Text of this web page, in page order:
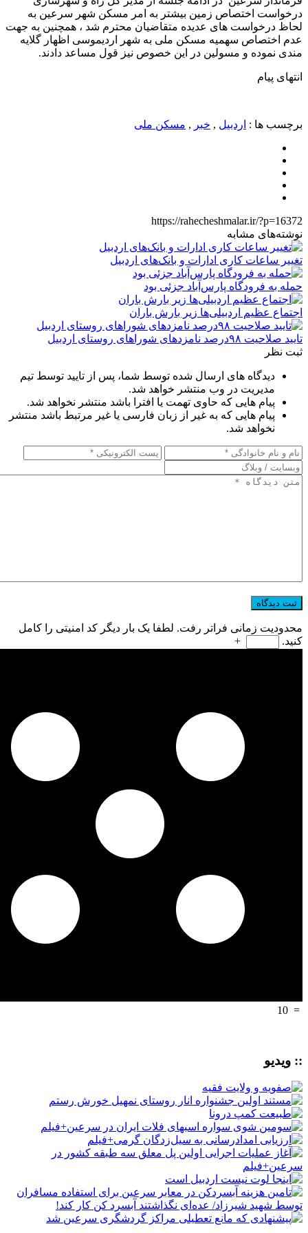
درخواست اختصاص زمین بیشتر به امر مسکن شهر سرعین به
لحاظ درخواست های عدیده متقاضیان محترم شد ، همچنین به جهت
عدم اختصاص سهمیه مسکن‌ ملی به شهر اردیموسی اظهار گلایه
مندی نموده و مسولین در این خصوص نیز قول مساعد دادند.
انتهای پیام
برچسب ها : اردبیل , خبر , مسکن ملی
https://rahecheshmalar.ir/?p=16372
نوشته‌های مشابه
تغییر ساعات کاری ادارات و بانک‌های اردبیل
حمله به فرودگاه پارس‌‌آباد جزئی بود
اجتماع عظیم اردبیلی‌ها زیر بارش باران
تایید صلاحیت ۹۸درصد نامزدهای شوراهای روستای اردبیل
ثبت نظر
دیدگاه های ارسال شده توسط شما، پس از تایید توسط تیم
مدیریت در وب منتشر خواهد شد.
پیام هایی که حاوی تهمت یا افترا باشد منتشر نخواهد شد.
پیام هایی که به غیر از زبان فارسی یا غیر مرتبط باشد منتشر
نخواهد شد.
محدودیت زمانی فراتر رفت. لطفا یک بار دیگر کد امنیتی را کامل
کنید.
+
=
10
:: ویدیو